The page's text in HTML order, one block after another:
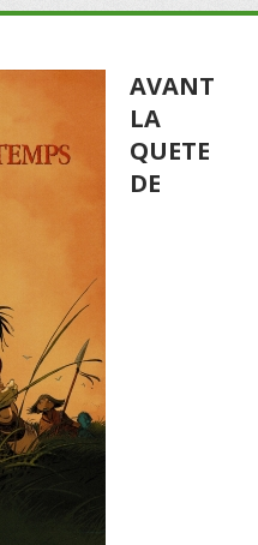
AVANT
LA
QUETE
DE